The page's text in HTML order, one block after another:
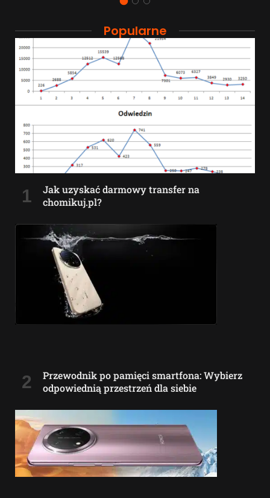
Popularne
Jak uzyskać darmowy transfer na
chomikuj.pl?
Przewodnik po pamięci smartfona: Wybierz
odpowiednią przestrzeń dla siebie